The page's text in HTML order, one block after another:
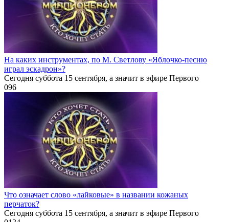
На каких инструментах, по М. Светлову «Яблочко-песню
играл эскадрон»?
Сегодня суббота 15 сентября, а значит в эфире Первого
096
Что означает слово «лайковые» в названии кожаных
перчаток?
Сегодня суббота 15 сентября, а значит в эфире Первого